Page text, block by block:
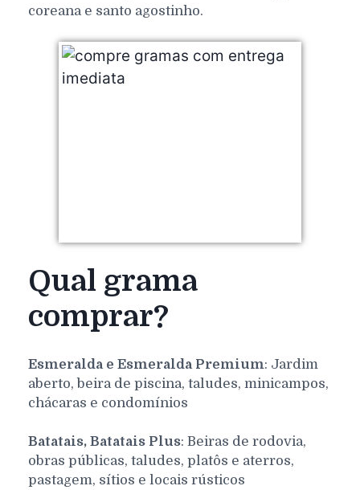
coreana e santo agostinho.
Qual grama
comprar?
Esmeralda e Esmeralda Premium: Jardim
aberto, beira de piscina, taludes, minicampos,
chácaras e condomínios
Batatais, Batatais Plus: Beiras de rodovia,
obras públicas, taludes, platôs e aterros,
pastagem, sítios e locais rústicos